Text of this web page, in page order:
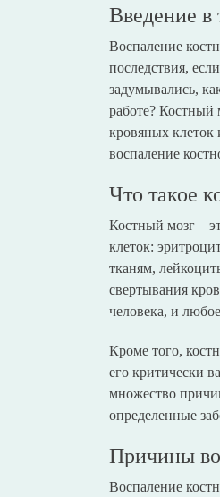
Введение в
Воспаление
последствия,
задумывались,
работе? Костный
кровяных клеток
воспаление
Что такое
Костный мозг –
клеток:
тканям,
свертывания
человека, и
Кроме того,
его критически
множество
определенные
Причины
Воспаление